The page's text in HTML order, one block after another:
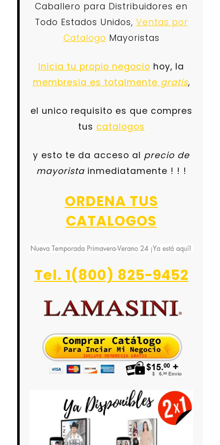
Caballero para Distribuidores en
Todo Estados Unidos, Ventas por
Catalogo Mayoristas
Inicia tu propio negocio hoy, la
membresia es totalmente gratis,
el unico requisito es que compres
tus catalogos
y esto te da acceso al precio de
mayoristainmediatamente ! ! !
ORDENA TUS
CATALOGOS
Tel. 1(800) 825-9452